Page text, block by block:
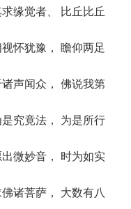
缘觉者、 比丘比丘
怀犹豫， 瞻仰两足
声闻众， 佛说我第
究竟法， 为是所行
微妙音， 时为如实
诸菩萨， 大数有八